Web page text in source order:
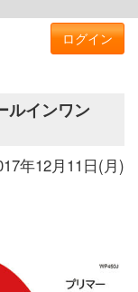
ログイン
ルインワン
年12月11日(月)